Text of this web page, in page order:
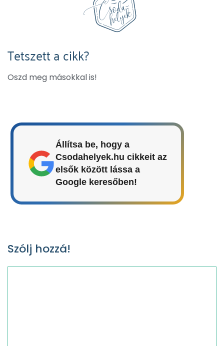
Tetszett a cikk?
Oszd meg másokkal is!
Állítsa be, hogy a
Csodahelyek.hu cikkeit az
elsők között lássa a
Google keresőben!
Szólj hozzá!